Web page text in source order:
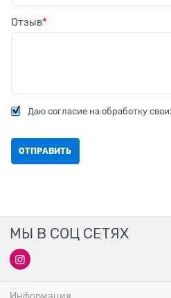
Отзыв
Даю согласие на обработку
МЫ В СОЦ СЕТЯХ
Информация